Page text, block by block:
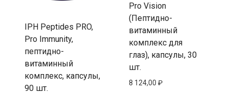
IPH Peptides PRO,
Pro Immunity,
пептидно-
витаминный
комплекс, капсулы,
90 шт.
Pro Vision
(Пептидно-
витаминный
комплекс для
глаз), капсулы, 30
шт.
8 124,00 ₽